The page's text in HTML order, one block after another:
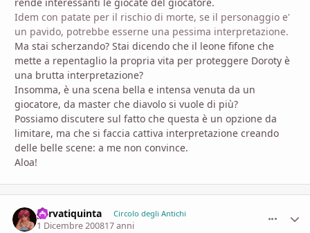
Idem con patate per il rischio di morte, se il personaggio e'
un pavido, potrebbe esserne una pessima interpretazione.
Ma stai scherzando? Stai dicendo che il leone fifone che
mette a repentaglio la propria vita per proteggere Doroty è
una brutta interpretazione?
Insomma, è una scena bella e intensa venuta da un
giocatore, da master che diavolo si vuole di più?
Possiamo discutere sul fatto che questa è un opzione da
limitare, ma che si faccia cattiva interpretazione creando
delle belle scene: a me non convince.
Aloa!
parvatiquinta Circolo degli Antichi
1 Dicembre 200817 anni